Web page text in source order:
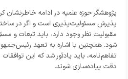
پژوهشگر حوزه علمیه در ادامه خاطرنشان
پذیرش مسئولیت‌پذیری است و اگر در
مقبولیت نظر وجود دارد، باید تبعات و
شود. همچنین با اشاره به تعهد
تفاهم‌نامه، باید یادآور شد که این
دقت پیاده‌سازی شوند.